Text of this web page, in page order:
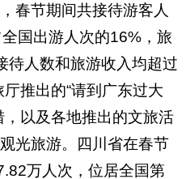
春节期间共接待游客人
国出游人次的16%，旅
待人数和旅游收入均超过
推出的“请到广东过大
以及各地推出的文旅活
光旅游。四川省在春节
万人次，位居全国第